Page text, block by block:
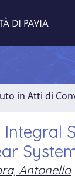
in Atti di
Antonella